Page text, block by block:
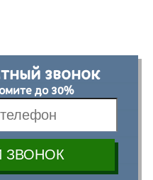
звонок
до 30%